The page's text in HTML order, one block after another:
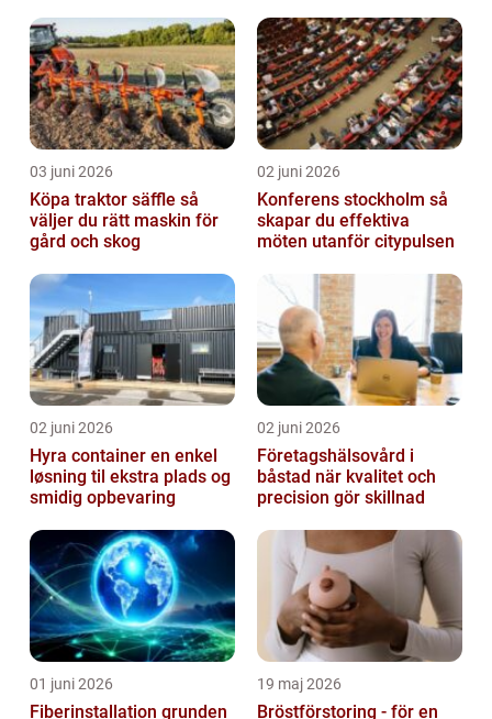
03 juni 2026
Köpa traktor säffle så
väljer du rätt maskin för
gård och skog
02 juni 2026
Konferens stockholm så
skapar du effektiva
möten utanför citypulsen
02 juni 2026
Hyra container en enkel
løsning til ekstra plads og
smidig opbevaring
02 juni 2026
Företagshälsovård i
båstad när kvalitet och
precision gör skillnad
01 juni 2026
Fiberinstallation grunden
19 maj 2026
Bröstförstoring - för en